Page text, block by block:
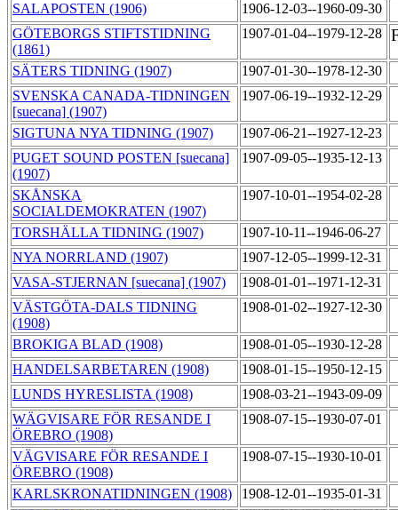
SALAPOSTEN (1906)
1906-12-03--1960-09-30
GÖTEBORGS STIFTSTIDNING
(1861)
1907-01-04--1979-12-28
SÄTERS TIDNING (1907)
1907-01-30--1978-12-30
SVENSKA CANADA-TIDNINGEN
[suecana] (1907)
1907-06-19--1932-12-29
SIGTUNA NYA TIDNING (1907)
1907-06-21--1927-12-23
PUGET SOUND POSTEN [suecana]
(1907)
1907-09-05--1935-12-13
SKÅNSKA
SOCIALDEMOKRATEN (1907)
1907-10-01--1954-02-28
TORSHÄLLA TIDNING (1907)
1907-10-11--1946-06-27
NYA NORRLAND (1907)
1907-12-05--1999-12-31
VASA-STJERNAN [suecana] (1907)
1908-01-01--1971-12-31
VÄSTGÖTA-DALS TIDNING
(1908)
1908-01-02--1927-12-30
BROKIGA BLAD (1908)
1908-01-05--1930-12-28
HANDELSARBETAREN (1908)
1908-01-15--1950-12-15
LUNDS HYRESLISTA (1908)
1908-03-21--1943-09-09
WÄGVISARE FÖR RESANDE I
ÖREBRO (1908)
1908-07-15--1930-07-01
VÄGVISARE FÖR RESANDE I
ÖREBRO (1908)
1908-07-15--1930-10-01
KARLSKRONATIDNINGEN (1908)
1908-12-01--1935-01-31